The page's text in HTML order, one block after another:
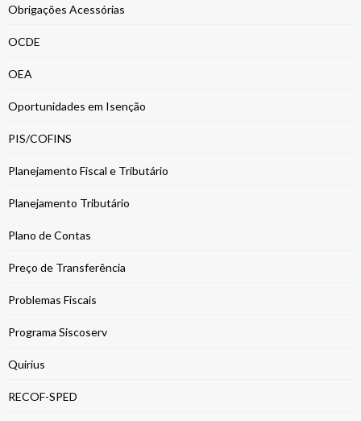
Obrigações Acessórias
OCDE
OEA
Oportunidades em Isenção
PIS/COFINS
Planejamento Fiscal e Tributário
Planejamento Tributário
Plano de Contas
Preço de Transferência
Problemas Fiscais
Programa Siscoserv
Quirius
RECOF-SPED